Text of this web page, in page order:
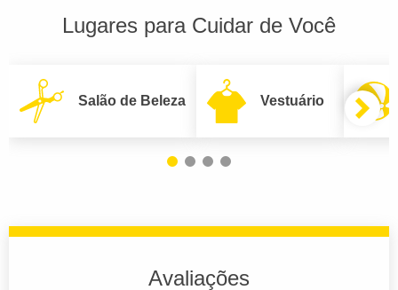
Lugares para Cuidar de Você
Salão de Beleza Vestuário
Avaliações